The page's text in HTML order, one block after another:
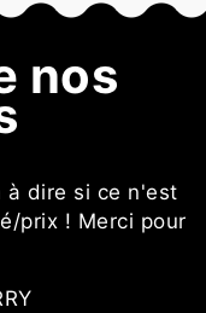
nos
à dire si ce n'est
prix ! Merci pour